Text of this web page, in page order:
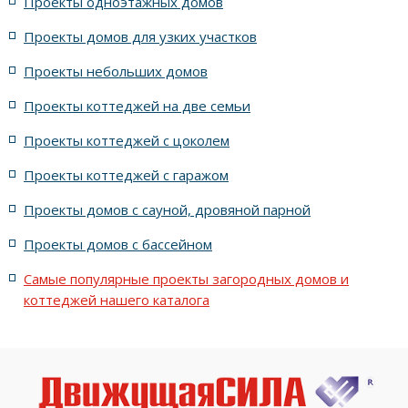
жилых в английском стиле
жилых в современном стиле с террасой
с террасой и 6 комнатами
Проекты домов для узких участков
Проекты небольших домов
Проекты коттеджей на две семьи
Проекты коттеджей с цоколем
Проекты коттеджей с гаражом
Проекты домов с сауной, дровяной парной
Проекты домов с бассейном
Самые популярные проекты загородных домов и
коттеджей нашего каталога